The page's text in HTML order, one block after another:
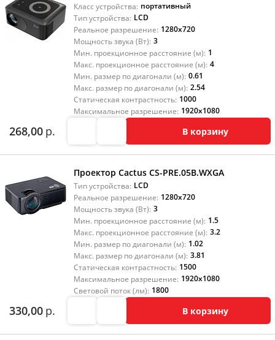
Класс устройства: портативный
Тип устройства: LCD
Реальное разрешение: 1280x720
Мощность звука (Вт): 3
Мин. проекционное расстояние (м): 1
Макс. проекционное расстояние (м): 4
Мин. размер по диагонали (м): 0.61
Макс. размер по диагонали (м): 2.54
Статическая контрастность: 1000
Максимальное разрешение: 1920x1080
268,00 р. В корзину
Проектор Cactus CS-PRE.05B.WXGA
Тип устройства: LCD
Реальное разрешение: 1280x720
Мощность звука (Вт): 3
Мин. проекционное расстояние (м): 1.5
Макс. проекционное расстояние (м): 3.2
Мин. размер по диагонали (м): 1.02
Макс. размер по диагонали (м): 3.81
Статическая контрастность: 1500
Максимальное разрешение: 1920x1080
Световой поток (лм): 1800
330,00 р. В корзину